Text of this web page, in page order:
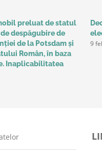
preluat de statul
despăgubire de
de la Potsdam și
Român, în baza
Inaplicabilitatea
9